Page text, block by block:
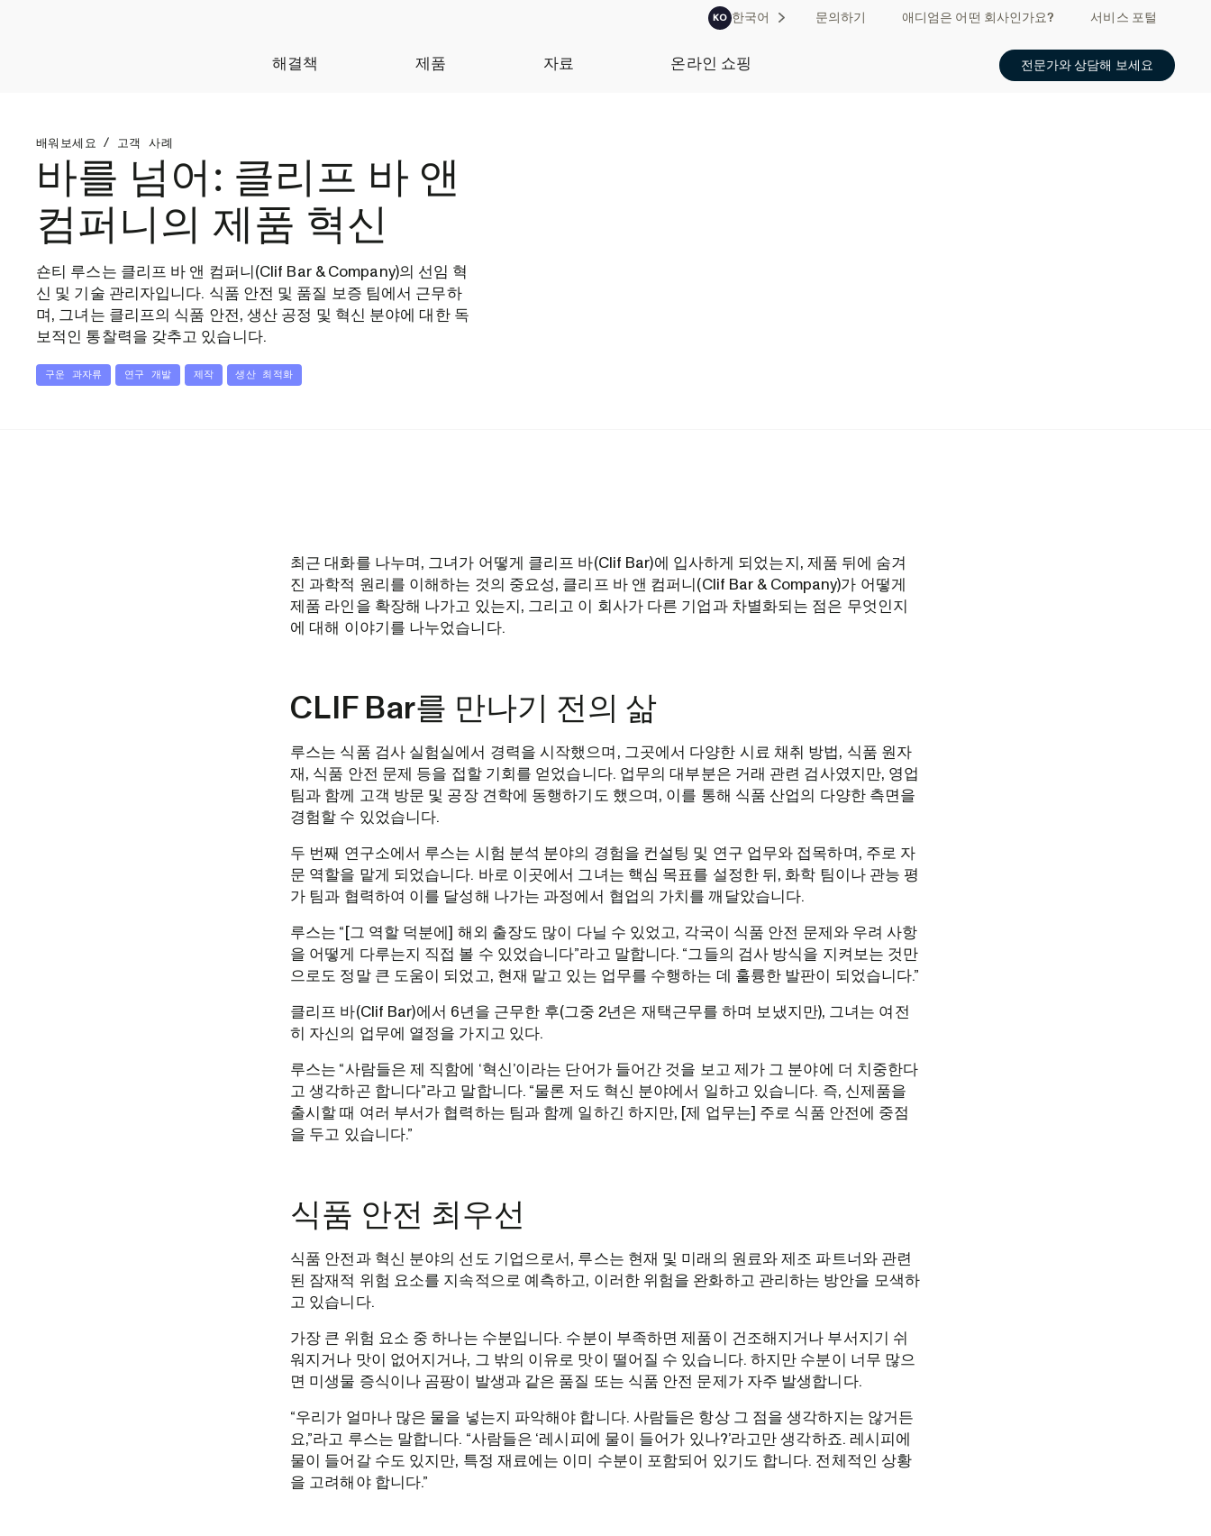
KO 한국어 문의하기 애디엄은 어떤 회사인가요? 서비스 포털
해결책 제품 자료 온라인 쇼핑 전문가와 상담해 보세요
배워보세요 / 고객 사례
바를 넘어: 클리프 바 앤
컴퍼니의 제품 혁신
숀티 루스는 클리프 바 앤 컴퍼니(Clif Bar & Company)의 선임 혁
신 및 기술 관리자입니다. 식품 안전 및 품질 보증 팀에서 근무하
며, 그녀는 클리프의 식품 안전, 생산 공정 및 혁신 분야에 대한 독
보적인 통찰력을 갖추고 있습니다.
구운 과자류 연구 개발 제작 생산 최적화
최근 대화를 나누며, 그녀가 어떻게 클리프 바(Clif Bar)에 입사하게 되었는지, 제품 뒤에 숨겨
진 과학적 원리를 이해하는 것의 중요성, 클리프 바 앤 컴퍼니(Clif Bar & Company)가 어떻게
제품 라인을 확장해 나가고 있는지, 그리고 이 회사가 다른 기업과 차별화되는 점은 무엇인지
에 대해 이야기를 나누었습니다.
CLIF Bar를 만나기 전의 삶
루스는 식품 검사 실험실에서 경력을 시작했으며, 그곳에서 다양한 시료 채취 방법, 식품 원자
재, 식품 안전 문제 등을 접할 기회를 얻었습니다. 업무의 대부분은 거래 관련 검사였지만, 영업
팀과 함께 고객 방문 및 공장 견학에 동행하기도 했으며, 이를 통해 식품 산업의 다양한 측면을
경험할 수 있었습니다.
두 번째 연구소에서 루스는 시험 분석 분야의 경험을 컨설팅 및 연구 업무와 접목하며, 주로 자
문 역할을 맡게 되었습니다. 바로 이곳에서 그녀는 핵심 목표를 설정한 뒤, 화학 팀이나 관능 평
가 팀과 협력하여 이를 달성해 나가는 과정에서 협업의 가치를 깨달았습니다.
루스는 “[그 역할 덕분에] 해외 출장도 많이 다닐 수 있었고, 각국이 식품 안전 문제와 우려 사항
을 어떻게 다루는지 직접 볼 수 있었습니다”라고 말합니다. “그들의 검사 방식을 지켜보는 것만
으로도 정말 큰 도움이 되었고, 현재 맡고 있는 업무를 수행하는 데 훌륭한 발판이 되었습니다.”
클리프 바(Clif Bar)에서 6년을 근무한 후(그중 2년은 재택근무를 하며 보냈지만), 그녀는 여전
히 자신의 업무에 열정을 가지고 있다.
루스는 “사람들은 제 직함에 ‘혁신’이라는 단어가 들어간 것을 보고 제가 그 분야에 더 치중한다
고 생각하곤 합니다”라고 말합니다. “물론 저도 혁신 분야에서 일하고 있습니다. 즉, 신제품을
출시할 때 여러 부서가 협력하는 팀과 함께 일하긴 하지만, [제 업무는] 주로 식품 안전에 중점
을 두고 있습니다.”
식품 안전 최우선
식품 안전과 혁신 분야의 선도 기업으로서, 루스는 현재 및 미래의 원료와 제조 파트너와 관련
된 잠재적 위험 요소를 지속적으로 예측하고, 이러한 위험을 완화하고 관리하는 방안을 모색하
고 있습니다.
가장 큰 위험 요소 중 하나는 수분입니다. 수분이 부족하면 제품이 건조해지거나 부서지기 쉬
워지거나 맛이 없어지거나, 그 밖의 이유로 맛이 떨어질 수 있습니다. 하지만 수분이 너무 많으
면 미생물 증식이나 곰팡이 발생과 같은 품질 또는 식품 안전 문제가 자주 발생합니다.
“우리가 얼마나 많은 물을 넣는지 파악해야 합니다. 사람들은 항상 그 점을 생각하지는 않거든
요,”라고 루스는 말합니다. “사람들은 ‘레시피에 물이 들어가 있나?’라고만 생각하죠. 레시피에
물이 들어갈 수도 있지만, 특정 재료에는 이미 수분이 포함되어 있기도 합니다. 전체적인 상황
을 고려해야 합니다.”